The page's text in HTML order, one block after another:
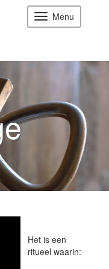
Menu
Het is een
ritueel waarin: